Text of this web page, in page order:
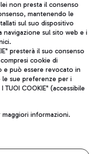
a direzione e
di Roma 13032990155 P.
- 00054 Fiumicino (RM)
legali
non presta il consenso
mantenendo le
sul suo dispositivo
navigazione sul sito web e i
presterà il suo consenso
cookie di
e può essere revocato in
le sue preferenze per i
TUOI COOKIE" (accessibile
informazioni.